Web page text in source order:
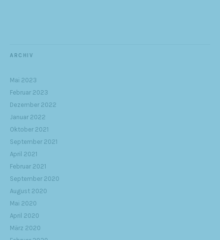
ARCHIV
Mai 2023
Februar 2023
Dezember 2022
Januar 2022
Oktober 2021
September 2021
April 2021
Februar 2021
September 2020
August 2020
Mai 2020
April 2020
März 2020